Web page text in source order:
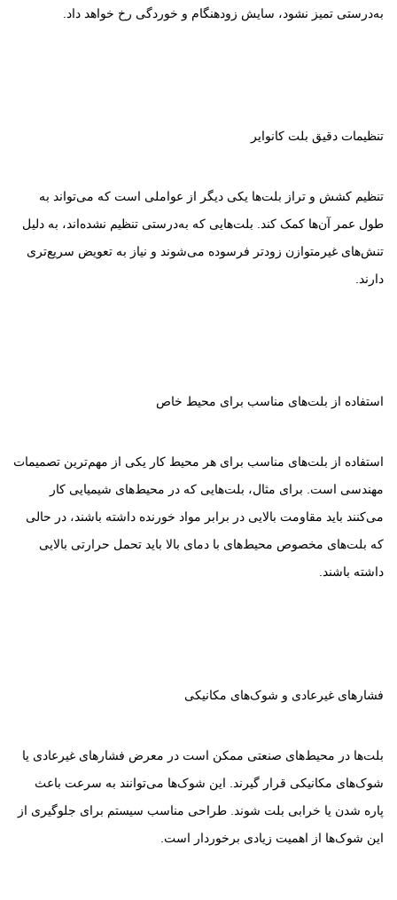
به‌درستی تمیز نشود، سایش زودهنگام و خوردگی رخ خواهد داد.
تنظیمات دقیق بلت کانوایر
تنظیم کشش و تراز بلت‌ها یکی دیگر از عواملی است که می‌تواند به
طول عمر آن‌ها کمک کند. بلت‌هایی که به‌درستی تنظیم نشده‌اند، به دلیل
تنش‌های غیرمتوازن زودتر فرسوده می‌شوند و نیاز به تعویض سریع‌تری
دارند.
استفاده از بلت‌های مناسب برای محیط خاص
استفاده از بلت‌های مناسب برای هر محیط کار یکی از مهم‌ترین تصمیمات
مهندسی است. برای مثال، بلت‌هایی که در محیط‌های شیمیایی کار
می‌کنند باید مقاومت بالایی در برابر مواد خورنده داشته باشند، در حالی
که بلت‌های مخصوص محیط‌های با دمای بالا باید تحمل حرارتی بالایی
داشته باشند.
فشارهای غیرعادی و شوک‌های مکانیکی
بلت‌ها در محیط‌های صنعتی ممکن است در معرض فشارهای غیرعادی یا
شوک‌های مکانیکی قرار گیرند. این شوک‌ها می‌توانند به سرعت باعث
پاره شدن یا خرابی بلت شوند. طراحی مناسب سیستم برای جلوگیری از
این شوک‌ها از اهمیت زیادی برخوردار است.